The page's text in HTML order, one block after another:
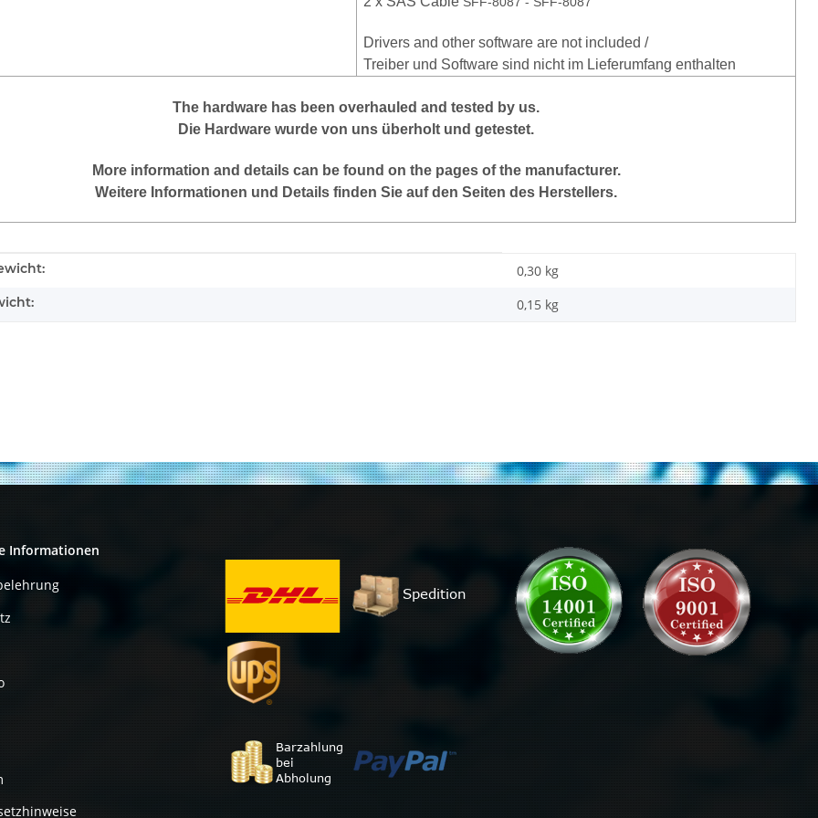
Drivers and other software are not included /
Treiber und Software sind nicht im Lieferumfang enthalten
The hardware has been overhauled and tested by us.
Die Hardware wurde von uns überholt und getestet.
More information and details can be found on the pages of the manufacturer.
Weitere Informationen und Details finden Sie auf den Seiten des Herstellers.
0,30 kg
0,15 kg
Informationen